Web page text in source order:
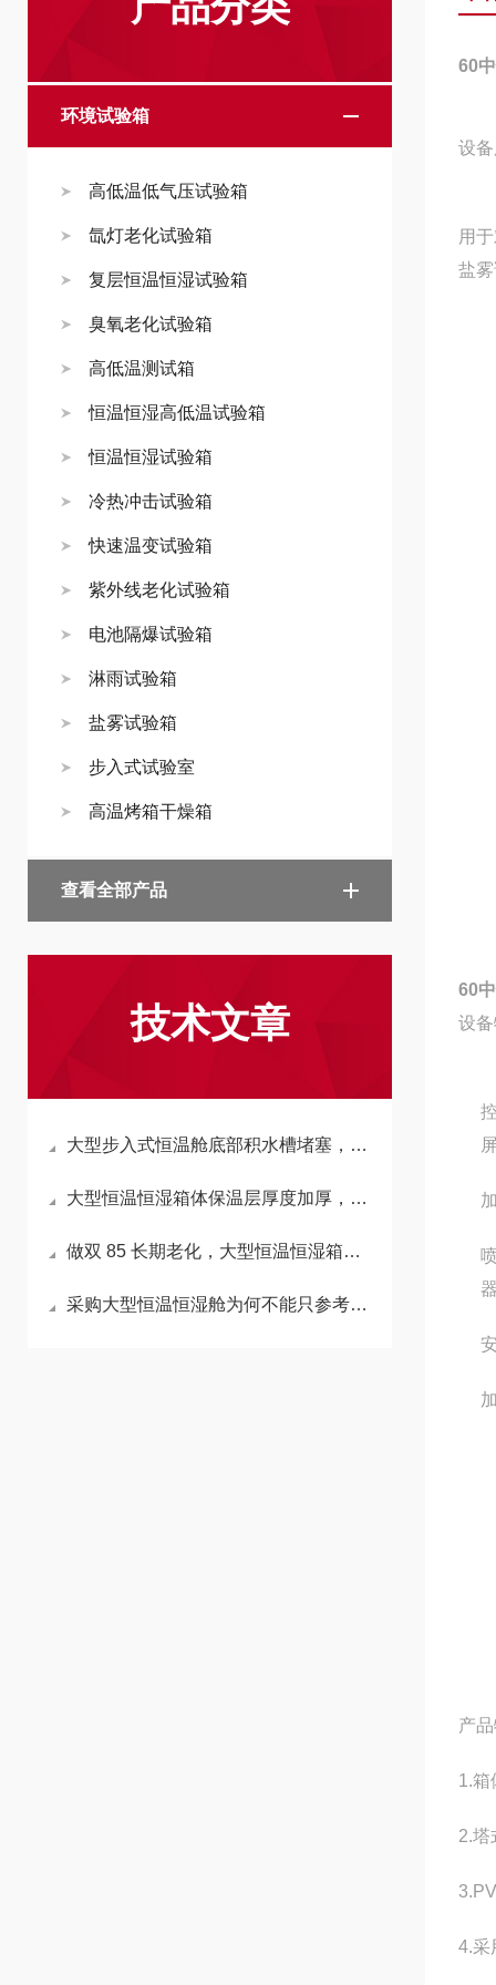
环境试验箱
高低温低气压试验箱
氙灯老化试验箱
复层恒温恒湿试验箱
臭氧老化试验箱
高低温测试箱
恒温恒湿高低温试验箱
恒温恒湿试验箱
冷热冲击试验箱
快速温变试验箱
紫外线老化试验箱
电池隔爆试验箱
淋雨试验箱
盐雾试验箱
步入式试验室
高温烤箱干燥箱
查看全部产品
技术文章
大型步入式恒温舱底部积水槽堵塞，会反向拉高箱内湿度吗？
大型恒温恒湿箱体保温层厚度加厚，会延长升降温时长吗？
做双 85 长期老化，大型恒温恒湿箱加湿水箱材质怎么选不析出杂质？
采购大型恒温恒湿舱为何不能只参考小型箱温湿度精度标准？
60
设
用
盐
60
设
产
1.箱
2.塔
4.采